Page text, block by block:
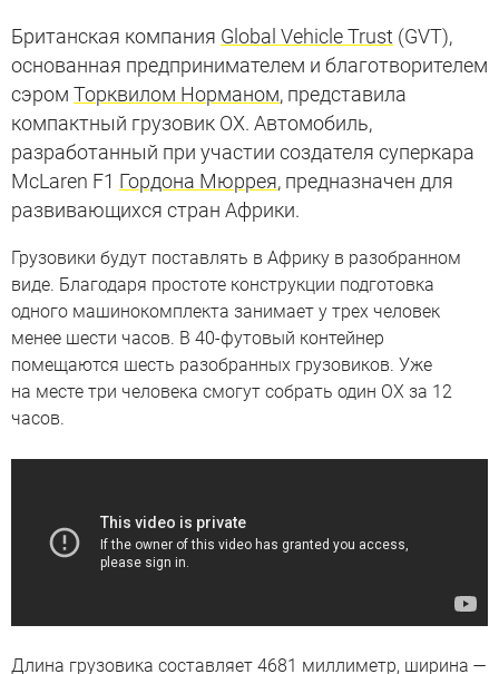
Британская компания Global Vehicle Trust (GVT),
основанная предпринимателем и благотворителем
сэром Торквилом Норманом, представила
компактный грузовик OX. Автомобиль,
разработанный при участии создателя суперкара
McLaren F1 Гордона Мюррея, предназначен для
развивающихся стран Африки.
Грузовики будут поставлять в Африку в разобранном
виде. Благодаря простоте конструкции подготовка
одного машинокомплекта занимает у трех человек
менее шести часов. В 40-футовый контейнер
помещаются шесть разобранных грузовиков. Уже
на месте три человека смогут собрать один OX за 12
часов.
Длина грузовика составляет 4681 миллиметр, ширина —